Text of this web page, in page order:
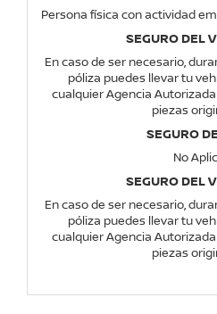
Persona física con actividad
SEGURO DEL
En caso de ser necesario,
póliza puedes llevar tu
cualquier Agencia
piezas
SEGURO
No
SEGURO DEL
En caso de ser necesario,
póliza puedes llevar tu
cualquier Agencia
piezas